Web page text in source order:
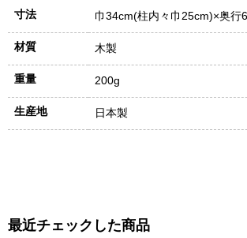
寸法 巾34cm(柱内々巾25cm)×奥行
材質 木製
重量 200g
生産地 日本製
最近チェックした商品